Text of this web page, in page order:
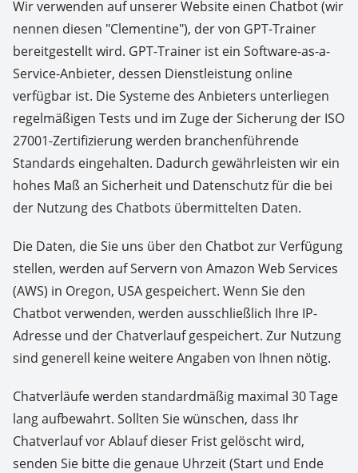
Wir verwenden auf unserer Website einen Chatbot (wir
nennen diesen "Clementine"), der von GPT-Trainer
bereitgestellt wird. GPT-Trainer ist ein Software-as-a-
Service-Anbieter, dessen Dienstleistung online
verfügbar ist. Die Systeme des Anbieters unterliegen
regelmäßigen Tests und im Zuge der Sicherung der ISO
27001-Zertifizierung werden branchenführende
Standards eingehalten. Dadurch gewährleisten wir ein
hohes Maß an Sicherheit und Datenschutz für die bei
der Nutzung des Chatbots übermittelten Daten.
Die Daten, die Sie uns über den Chatbot zur Verfügung
stellen, werden auf Servern von Amazon Web Services
(AWS) in Oregon, USA gespeichert. Wenn Sie den
Chatbot verwenden, werden ausschließlich Ihre IP-
Adresse und der Chatverlauf gespeichert. Zur Nutzung
sind generell keine weitere Angaben von Ihnen nötig.
Chatverläufe werden standardmäßig maximal 30 Tage
lang aufbewahrt. Sollten Sie wünschen, dass Ihr
Chatverlauf vor Ablauf dieser Frist gelöscht wird,
senden Sie bitte die genaue Uhrzeit (Start und Ende